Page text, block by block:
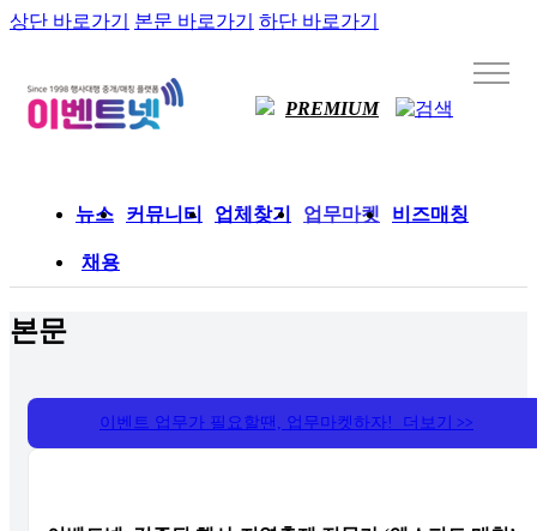
상단 바로가기 본문 바로가기 하단 바로가기
PREMIUM
뉴스 커뮤니티 업체찾기 업무마켓 비즈매칭
채용
본문
이벤트 업무가 필요할땐, 업무마켓하자! 더보기 >>